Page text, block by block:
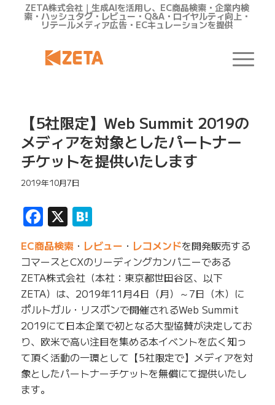
ZETA株式会社｜生成AIを活用し、EC商品検索・企業内検
索・ハッシュタグ・レビュー・Q&A・ロイヤルティ向上・
リテールメディア広告・ECキュレーションを提供
【5社限定】Web Summit 2019の
メディアを対象としたパートナー
チケットを提供いたします
2019年10月7日
Facebook
X Hatena
EC商品検索・ レビュー ・ レコメンドを開発販売する
コマースとCXのリーディングカンパニーである
ZETA株式会社（本社：東京都世田谷区、以下
ZETA）は、2019年11月4日（月）～7日（木）に
ポルトガル・リスボンで開催されるWeb Summit
2019にて日本企業で初となる大型協賛が決定してお
り、欧米で高い注目を集める本イベントを広く知っ
て頂く活動の一環として【5社限定で】メディアを対
象としたパートナーチケットを無償にて提供いたし
ます。